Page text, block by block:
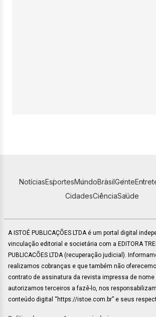
NotíciasEsportesMundoBrasilGente
CidadesCiênciaSaúde
A ISTOÉ PUBLICAÇÕES LTDA é um portal digital
vinculação editorial e societária com a EDITORA
PUBLICACÕES LTDA (recuperação judicial).
realizamos cobranças e que também não
contrato de assinatura da revista impressa de nome
autorizamos terceiros a fazê-lo, nos
conteúdo digital “https://istoe.com.br” e seus